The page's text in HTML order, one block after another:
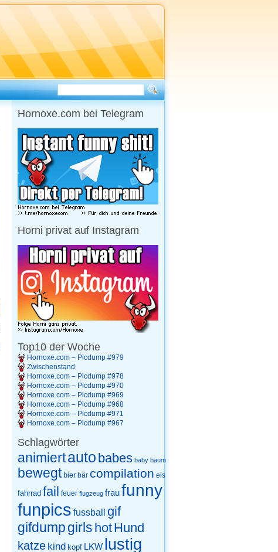
Hornoxe.com bei Telegram
Horni privat auf Instagram
Top10 der Woche
Hornoxe.com – Picdump #979
Zwischenstand
Hornoxe.com – Picdump #978
Hornoxe.com – Picdump #970
Hornoxe.com – Picdump #969
Hornoxe.com – Picdump #968
Hornoxe.com – Picdump #971
Hornoxe.com – Picdump #967
Schlagwörter
animiertauto babes baby baum
bewegt bier bär compilation eis
fahrrad fail feuer flugzeug fraufunny
funpics fussball gif
gifdump girls hotHund
katze kind kopf LKW lustig